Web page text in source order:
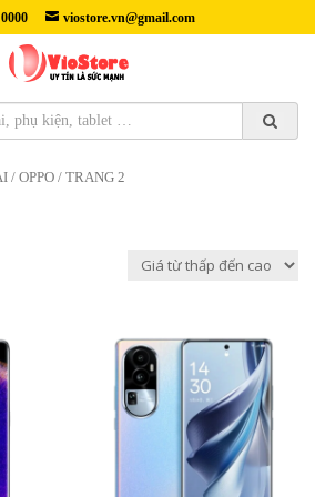
viostore.vn@gmail.com
/ OPPO / TRANG 2
500
x
4,790,000₫
Màn hình
: AMOLED, 1B màu, 120Hz,
HDR10+, 950 nits (cực đại)
6,7 inch, 108,0 cm 2
(tỷ lệ màn